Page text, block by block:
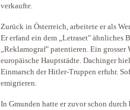
verkaufte.
Zurück in Österreich, arbeitete er als
Er erfand ein dem „Letraset" ähnliches
„Reklamograf" patentieren. Ein
europäische Hauptstädte. Dachinger
Einmarsch der Hitler-Truppen erfuhr.
emigrieren.
In Gmunden hatte er zuvor schon